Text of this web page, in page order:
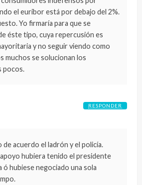
el euribor está por debajo del 2%.
Yo firmaría para que se
éste tipo, cuya repercusión es
y no seguir viendo como
muchos se solucionan los
pocos.
de acuerdo el ladrón y el policía.
hubiera tenido el presidente
hubiese negociado una sola
RESPONDER